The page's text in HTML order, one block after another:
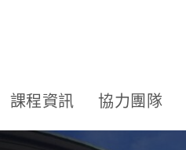
課程資訊 協力團隊